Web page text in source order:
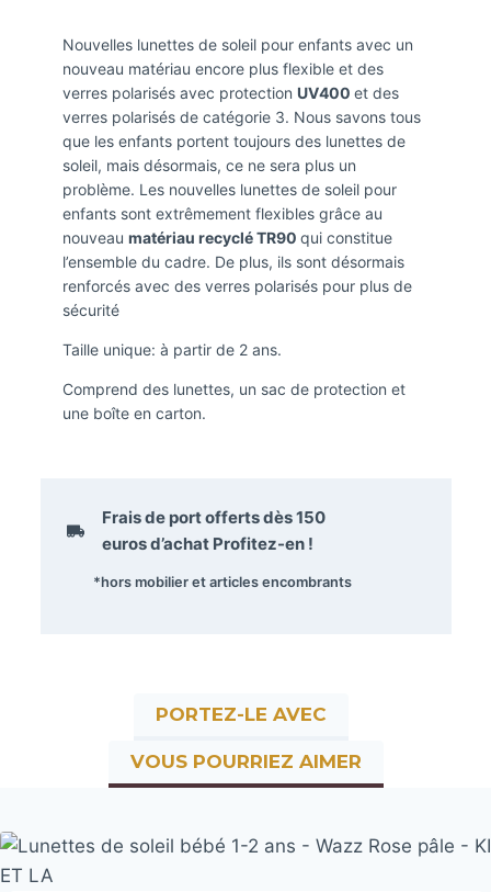
Nouvelles lunettes de soleil pour enfants avec un
nouveau matériau encore plus flexible et des
verres polarisés avec protection UV400 et des
verres polarisés de catégorie 3. Nous savons tous
que les enfants portent toujours des lunettes de
soleil, mais désormais, ce ne sera plus un
problème. Les nouvelles lunettes de soleil pour
enfants sont extrêmement flexibles grâce au
nouveau matériau recyclé TR90 qui constitue
l’ensemble du cadre. De plus, ils sont désormais
renforcés avec des verres polarisés pour plus de
sécurité
Taille unique: à partir de 2 ans.
Comprend des lunettes, un sac de protection et
une boîte en carton.
Frais de port offerts dès150
eurosd’achat Profitez-en !
*hors mobilier et articles encombrants
PORTEZ-LE AVEC
VOUS POURRIEZ AIMER